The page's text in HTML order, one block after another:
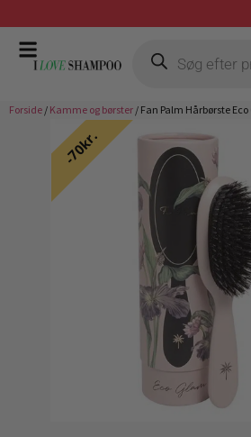
Gratis fragt ved køb over 399,-
Forside / Kamme og børster / Fan Palm Hårbørste
70kr.